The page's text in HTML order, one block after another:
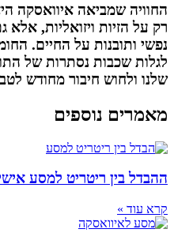
החוויה שמביאה איוואסקה
רק על הזיות ויזואליות, אלא
נפשי ותובנות על החיים.
לגלות שכבות נסתרות של
שלנו ולחוש חיבור מחודש
מאמרים נוספים
ההבדל בין ריטריט למסע
קרא עוד »